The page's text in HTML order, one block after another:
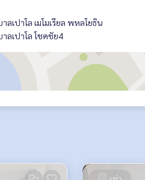
ลเปาโล เมโมเรียล พหลโยธิน
ลเปาโล โชคชัย4